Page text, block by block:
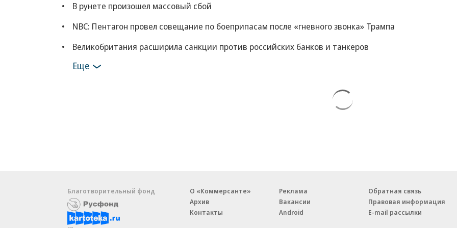
В рунете произошел массовый сбой
NBC: Пентагон провел совещание по боеприпасам после «гневного звонка» Трампа
Великобритания расширила санкции против российских банков и танкеров
Еще
Благотворительный фонд
О «Коммерсанте»
Архив
Контакты
Реклама
Вакансии
Android
Обратная связь
Правовая информация
E-mail рассылки